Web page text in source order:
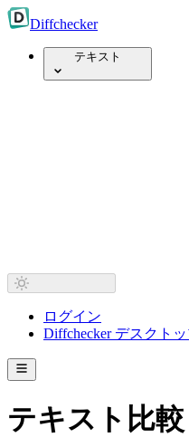
Diffchecker
テキスト
ログイン
Diffchecker デスクト
テキスト比較